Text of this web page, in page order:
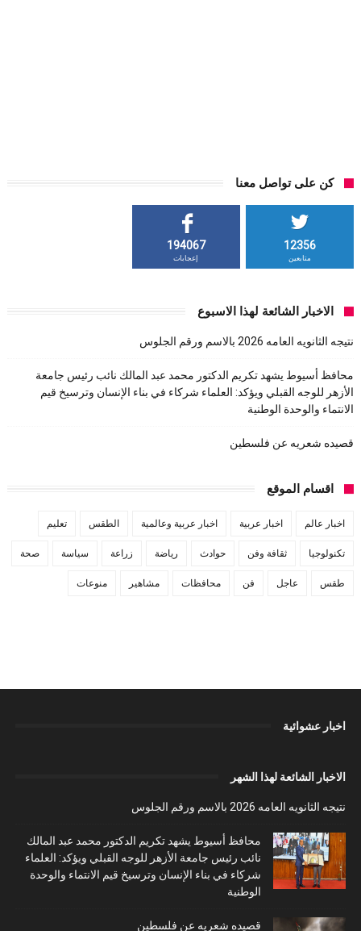
كن على تواصل معنا
12356
متابعين
194067
إعجابات
الاخبار الشائعة لهذا الاسبوع
نتيجه الثانويه العامه 2026 بالاسم ورقم الجلوس
محافظ أسيوط يشهد تكريم الدكتور محمد عبد المالك نائب رئيس جامعة
الأزهر للوجه القبلي ويؤكد: العلماء شركاء في بناء الإنسان وترسيخ قيم
الانتماء والوحدة الوطنية
قصيده شعريه عن فلسطين
اقسام الموقع
اخبار عالم اخبار عربية اخبار عربية وعالمية الطقس تعليم
تكنولوجيا ثقافة وفن حوادث رياضة زراعة سياسة صحة
طقس عاجل فن محافظات مشاهير منوعات
اخبار عشوائية
الاخبار الشائعة لهذا الشهر
نتيجه الثانويه العامه 2026 بالاسم ورقم الجلوس
محافظ أسيوط يشهد تكريم الدكتور محمد عبد المالك
نائب رئيس جامعة الأزهر للوجه القبلي ويؤكد: العلماء
شركاء في بناء الإنسان وترسيخ قيم الانتماء والوحدة
الوطنية
قصيده شعريه عن فلسطين